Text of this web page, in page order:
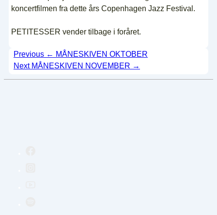
koncertfilmen fra dette års Copenhagen Jazz Festival.
PETITESSER vender tilbage i foråret.
Indlægsnavigation
Previous ← MÅNESKIVEN OKTOBER
Next MÅNESKIVEN NOVEMBER →